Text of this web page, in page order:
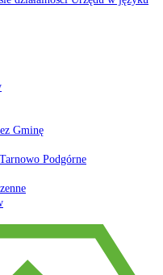
Gminę
Podgórne